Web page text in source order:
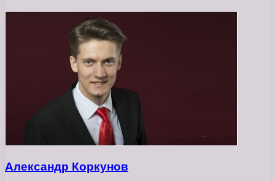
Александр Коркунов